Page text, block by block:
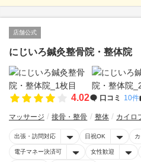
店舗公式
にじいろ鍼灸整骨院・整体院
4.02 口コミ 10件
マッサージ 接骨・整骨 整体 カイロ
出張・訪問対応 日祝OK
電子マネー決済可 女性歓迎